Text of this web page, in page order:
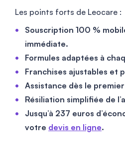
Les points forts de Leocare :
Souscription 100 %
immédiate.
Formules adaptées à
Franchises ajustables et
Assistance dès le
Résiliation simplifiée de
Jusqu’à 237 euros
votre devis en ligne.